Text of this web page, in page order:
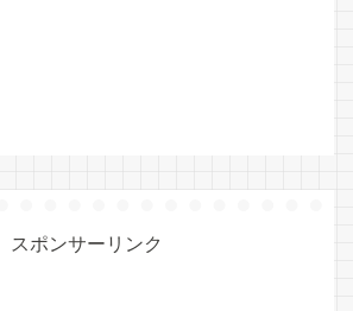
スポンサーリンク